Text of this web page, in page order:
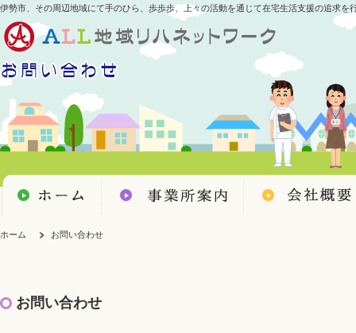
伊勢市、その周辺地域にて手のひら、歩歩歩、上々の活動を通じて在宅生活支援の追求を
ホーム お問い合わせ
お問い合わせ